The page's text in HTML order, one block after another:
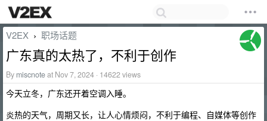
V2EX › 职场话题
广东真的太热了，不利于创作
By miscnoteat Nov 7, 2024 · 14622 views
今天立冬，广东还开着空调入睡。
炎热的天气，周期又长，让人心情烦闷，不利于编程、自媒体等创作